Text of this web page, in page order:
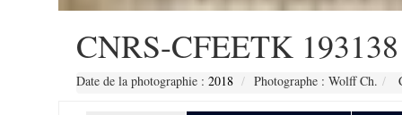
CNRS-CFEETK 193138
Date de la photographie : 2018 Photographe : Wolff Ch.